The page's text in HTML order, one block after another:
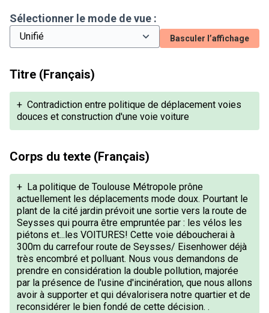
Sélectionner le mode de vue :
Basculer l’affichage
Titre (Français)
+ Contradiction entre politique de déplacement voies
douces et construction d'une voie voiture
Corps du texte (Français)
+ La politique de Toulouse Métropole prône
actuellement les déplacements mode doux. Pourtant le
plant de la cité jardin prévoit une sortie vers la route de
Seysses qui pourra être empruntée par : les vélos les
piétons et...les VOITURES! Cette voie déboucherai à
300m du carrefour route de Seysses/ Eisenhower déjà
très encombré et polluant. Nous vous demandons de
prendre en considération la double pollution, majorée
par la présence de l'usine d'incinération, que nous allons
avoir à supporter et qui dévalorisera notre quartier et de
reconsidérer le bien fondé de cette décision. .